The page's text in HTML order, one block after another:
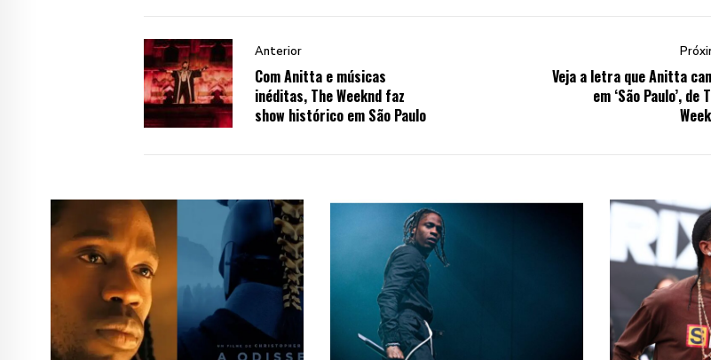
Anterior
Com Anitta e músicas
inéditas, The Weeknd faz
show histórico em São Paulo
Veja a letra que Anitta
em ‘São Paulo’, de